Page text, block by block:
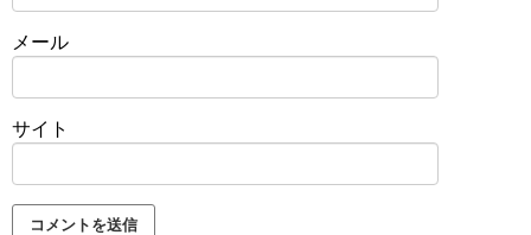
メール
サイト